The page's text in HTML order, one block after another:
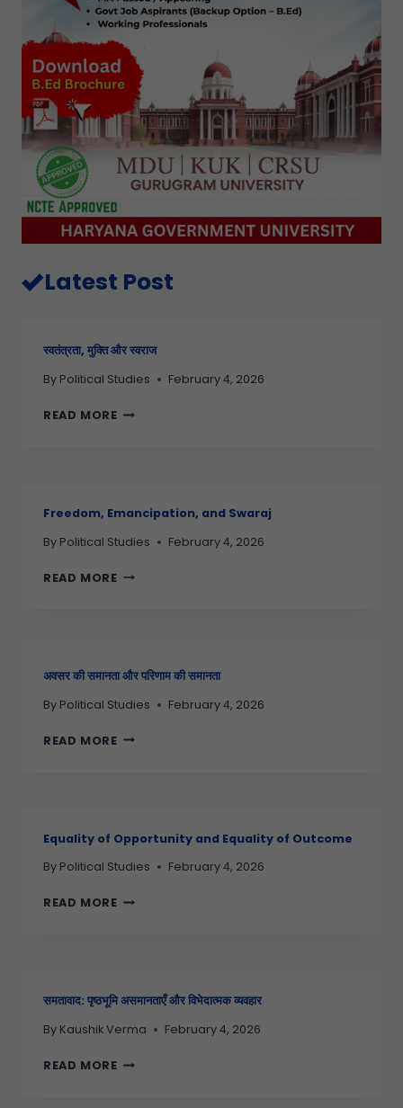
Latest Post
स्वतंत्रता, मुक्ति और स्वराज
By Political Studies February 4, 2026
READ MORE
Freedom, Emancipation, and Swaraj
By Political Studies February 4, 2026
READ MORE
अवसर की समानता और परिणाम की समानता
By Political Studies February 4, 2026
READ MORE
Equality of Opportunity and Equality of Outcome
By Political Studies February 4, 2026
READ MORE
समतावाद: पृष्ठभूमि असमानताएँ और विभेदात्मक व्यवहार
By Kaushik Verma February 4, 2026
READ MORE